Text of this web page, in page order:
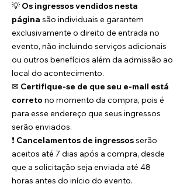
💡 Os ingressos vendidos nesta
página são individuais e garantem
exclusivamente o direito de entrada no
evento, não incluindo serviços adicionais
ou outros benefícios além da admissão ao
local do acontecimento.
✉ Certifique-se de que seu e-mail está
correto no momento da compra, pois é
para esse endereço que seus ingressos
serão enviados.
❗ Cancelamentos de ingressos serão
aceitos até 7 dias após a compra, desde
que a solicitação seja enviada até 48
horas antes do início do evento.